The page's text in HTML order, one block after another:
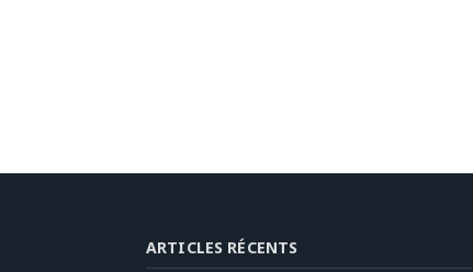
ARTICLES RÉCENTS